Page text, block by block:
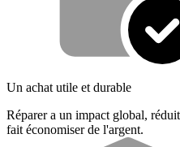
Un achat utile et durable
Réparer a un impact global,
fait économiser de l'argent.